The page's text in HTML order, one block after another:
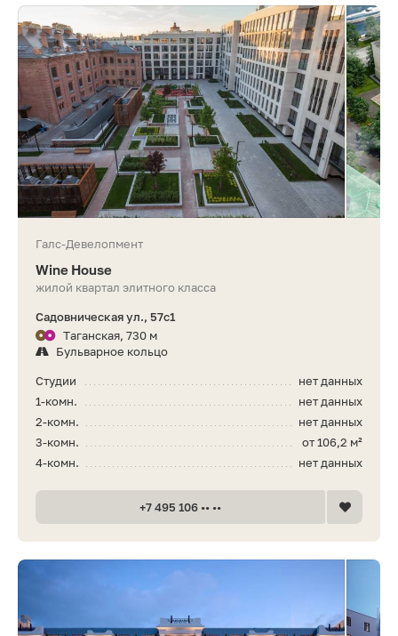
Галс-Девелопмент
Wine House
жилой квартал элитного класса
Садовническая ул., 57с1
Таганская, 730 м
Бульварное кольцо
нет данных
Студии
нет данных
1-комн.
нет данных
2-комн.
от 106,2 м²
3-комн.
нет данных
4-комн.
+7 495 106 •• ••